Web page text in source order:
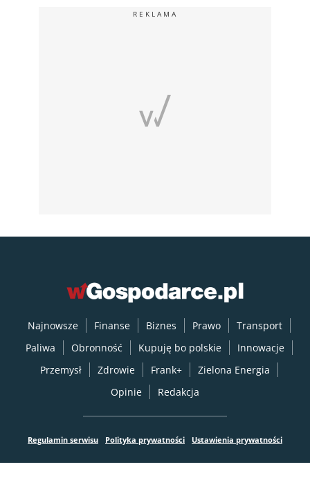
REKLAMA
Najnowsze Finanse Biznes Prawo
Transport
Paliwa
Obronność Kupuję bo polskie
Innowacje
Przemysł
Zdrowie Frank+
Zielona Energia
Opinie
Redakcja
Regulamin serwisu Polityka prywatności Ustawienia prywatności